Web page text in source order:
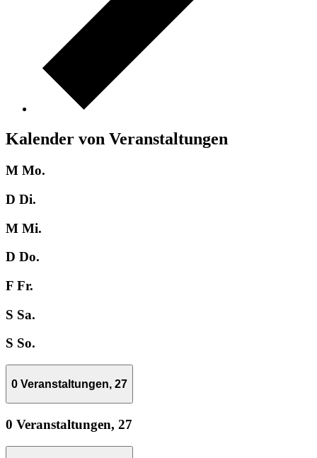
Kalender von Veranstaltungen
M Mo.
D Di.
M Mi.
D Do.
F Fr.
S Sa.
S So.
0 Veranstaltungen, 27
0 Veranstaltungen, 27